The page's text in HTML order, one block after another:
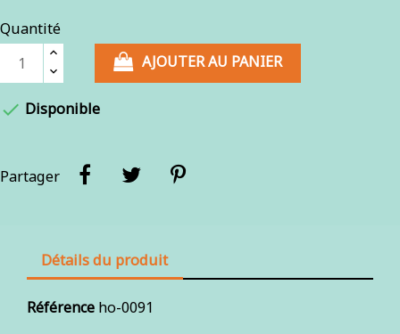
Quantité
AJOUTER AU PANIER
 Disponible
Partager
Détails du produit
Référence ho-0091